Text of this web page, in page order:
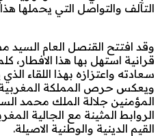
التآلف والتواصل التي يحملها
وقد افتتح القنصل العام
قرانية استهل بها هذا الافطار،
سعادته واعتزازه بهذا اللقاء
ويعكس حرص المملكة المغربية
المؤمنين جلالة الملك محمد
الروابط المثينة مع الجالية
القيم الدينية والوطنية الاصيلة.